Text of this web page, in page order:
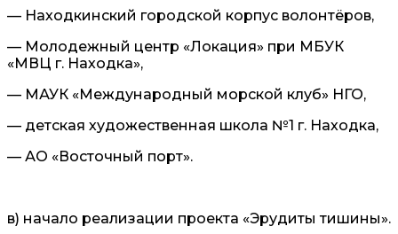
— Находкинский городской корпус волонтёров,
— Молодежный центр «Локация» при МБУК
«МВЦ г. Находка»,
— МАУК «Международный морской клуб» НГО,
— детская художественная школа №1 г. Находка,
— АО «Восточный порт».
в) начало реализации проекта «Эрудиты тишины».